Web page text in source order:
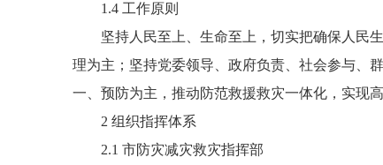
1.4 工作原则
坚持人民至上、生命至上，切实把确保人民生
理为主；坚持党委领导、政府负责、社会参与、
一、预防为主，推动防范救援救灾一体化，实现
2 组织指挥体系
2.1 市防灾减灾救灾指挥部